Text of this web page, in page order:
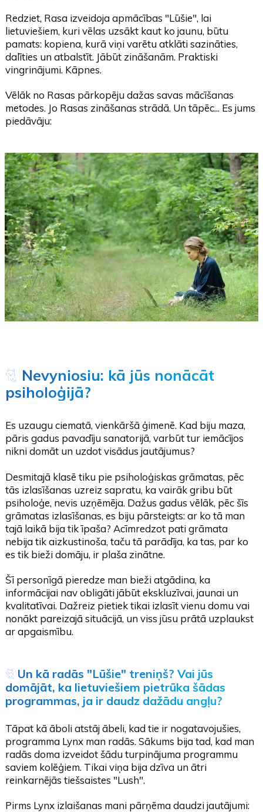
Redziet, Rasa izveidoja apmācības "Lūšie", lai
lietuviešiem, kuri vēlas uzsākt kaut ko jaunu, būtu
pamats: kopiena, kurā viņi varētu atklāti sazināties,
dalīties un atbalstīt. Jābūt zināšanām. Praktiski
vingrinājumi. Kāpnes.
Vēlāk no Rasas pārkopēju dažas savas mācīšanas
metodes. Jo Rasas zināšanas strādā. Un tāpēc... Es jums
piedāvāju:
🐈 Nevyniosiu: kā jūs nonācāt
psiholoģijā?
Es uzaugu ciematā, vienkāršā ģimenē. Kad biju maza,
pāris gadus pavadīju sanatorijā, varbūt tur iemācījos
nikni domāt un uzdot visādus jautājumus?
Desmitajā klasē tiku pie psiholoģiskas grāmatas, pēc
tās izlasīšanas uzreiz sapratu, ka vairāk gribu būt
psiholoģe, nevis uzņēmēja. Dažus gadus vēlāk, pēc šīs
grāmatas izlasīšanas, es biju pārsteigts: ar ko tā man
tajā laikā bija tik īpaša? Acīmredzot pati grāmata
nebija tik aizkustinoša, taču tā parādīja, ka tas, par ko
es tik bieži domāju, ir plaša zinātne.
Šī personīgā pieredze man bieži atgādina, ka
informācijai nav obligāti jābūt ekskluzīvai, jaunai un
kvalitatīvai. Dažreiz pietiek tikai izlasīt vienu domu vai
nonākt pareizajā situācijā, un viss jūsu prātā uzplaukst
ar apgaismību.
🐈 Un kā radās "Lūšie" treniņš? Vai jūs
domājāt, ka lietuviešiem pietrūka šādas
programmas, ja ir daudz dažādu angļu?
Tāpat kā āboli atstāj ābeli, kad tie ir nogatavojušies,
programma Lynx man radās. Sākums bija tad, kad man
radās doma izveidot šādu turpinājuma programmu
saviem kolēģiem. Tikai viņa bija dzīva un ātri
reinkarnējās tiešsaistes "Lush".
Pirms Lynx izlaišanas mani pārņēma daudzi jautājumi: